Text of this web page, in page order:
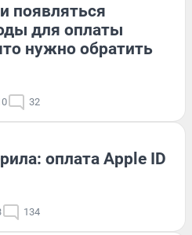
появляться
для оплаты
нужно обратить
32
оплата Apple ID
134